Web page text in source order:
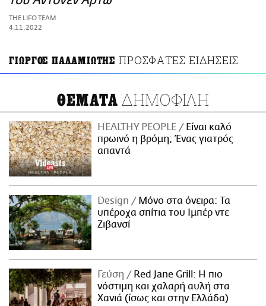
ΑΜΠΑ
PRINT
THE LIFO TEAM
4.11.2022
ΓΙΩΡΓΟΣ ΠΑΛΑΜΙΩΤΗΣ ΠΡΟΣΦΑΤΕΣ ΕΙΔΗΣΕΙΣ
ΘΕΜΑΤΑ ΔΗΜΟΦΙΛΗ
HEALTHY PEOPLE
Είναι καλό
πρωινό η βρόμη; Ένας γιατρός
απαντά
Design
Μόνο στα όνειρα: Τα
υπέροχα σπίτια του Ιμπέρ ντε
Ζιβανσί
Γεύση
Red Jane Grill: Η πιο
νόστιμη και χαλαρή αυλή στα
Χανιά (ίσως και στην Ελλάδα)